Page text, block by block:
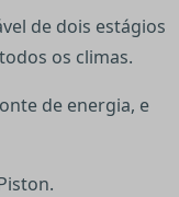
de dois estágios
os climas.
de energia, e